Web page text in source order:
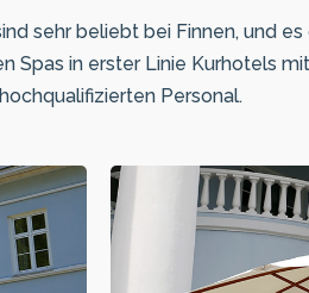
sehr beliebt bei Finnen, und
Spas in erster Linie Kurhotels
Personal.